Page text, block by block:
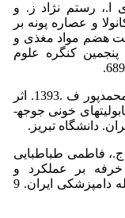
ا.، رستم نژاد ز. و
کانولا و عصاره پونه بر
هضم مواد مغذی و
پنجمین کنگره علوم
صفری ح.، محیط ا.، محیطی اصلی م. و محمدپور ف .1393. اثر
سطوح مختلف گیاه خرفه بر عملکرد و متابولیت­های خونی جوجه­
دانشگاه تبریز.
فاطمی طباطبایی
تأثیر گیاه خرفه بر عملکرد و
خصوصیات لاشه­ی جوجه­های گوشتی. مجله دامپزشکی ایران. 9